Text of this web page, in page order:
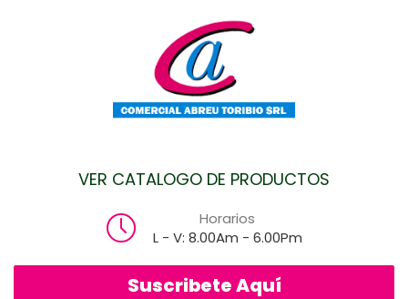
VER CATALOGO DE PRODUCTOS
Horarios
L - V: 8.00Am - 6.00Pm
Suscribete Aquí